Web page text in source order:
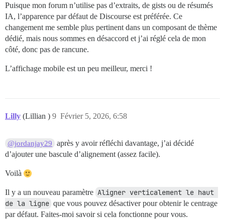
Puisque mon forum n’utilise pas d’extraits, de gists ou de résumés
IA, l’apparence par défaut de Discourse est préférée. Ce
changement me semble plus pertinent dans un composant de thème
dédié, mais nous sommes en désaccord et j’ai réglé cela de mon
côté, donc pas de rancune.
L’affichage mobile est un peu meilleur, merci !
Lilly (Lillian ) Février 5, 2026, 6:58
9
@jordanjay29
après y avoir réfléchi davantage, j’ai décidé
d’ajouter une bascule d’alignement (assez facile).
Voilà
Il y a un nouveau paramètre Aligner verticalement le haut
de la ligne que vous pouvez désactiver pour obtenir le centrage
par défaut. Faites-moi savoir si cela fonctionne pour vous.